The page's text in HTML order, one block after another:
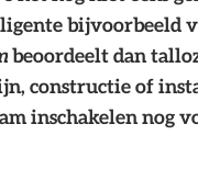
bijvoorbeeld
beoordeelt dan
constructie of
inschakelen nog